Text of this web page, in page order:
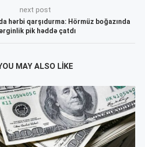
next post
hərbi qarşıdurma: Hörmüz boğazında
pik həddə çatdı
MAY ALSO LIKE